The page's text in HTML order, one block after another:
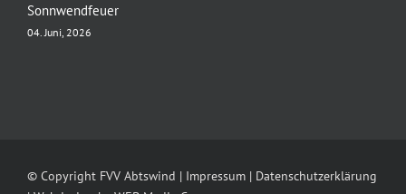
Sonnwendfeuer
04. Juni, 2026
© Copyright FVV Abtswind | Impressum| Datenschutzerklärung